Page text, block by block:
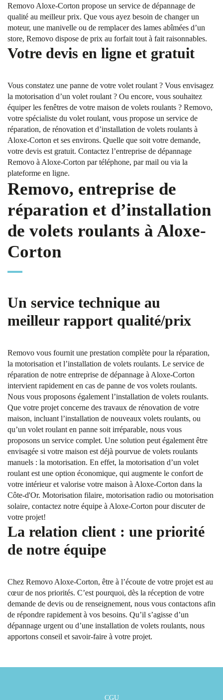
Removo Aloxe-Corton propose un service de dépannage de
qualité au meilleur prix. Que vous ayez besoin de changer un
moteur, une manivelle ou de remplacer des lames abîmées d’un
store, Removo dispose de prix au forfait tout à fait raisonnables.
Votre devis en ligne et gratuit
Vous constatez une panne de votre volet roulant ? Vous envisagez
la motorisation d’un volet roulant ? Ou encore, vous souhaitez
équiper les fenêtres de votre maison de volets roulants ? Removo,
votre spécialiste du volet roulant, vous propose un service de
réparation, de rénovation et d’installation de volets roulants à
Aloxe-Corton et ses environs. Quelle que soit votre demande,
votre devis est gratuit. Contactez l’entreprise de dépannage
Removo à Aloxe-Corton par téléphone, par mail ou via la
plateforme en ligne.
Removo, entreprise de
réparation et d’installation
de volets roulants à Aloxe-
Corton
Un service technique au
meilleur rapport qualité/prix
Removo vous fournit une prestation complète pour la réparation,
la motorisation et l’installation de volets roulants. Le service de
réparation de notre entreprise de dépannage à Aloxe-Corton
intervient rapidement en cas de panne de vos volets roulants.
Nous vous proposons également l’installation de volets roulants.
Que votre projet concerne des travaux de rénovation de votre
maison, incluant l’installation de nouveaux volets roulants, ou
qu’un volet roulant en panne soit irréparable, nous vous
proposons un service complet. Une solution peut également être
envisagée si votre maison est déjà pourvue de volets roulants
manuels : la motorisation. En effet, la motorisation d’un volet
roulant est une option économique, qui augmente le confort de
votre intérieur et valorise votre maison à Aloxe-Corton dans la
Côte-d'Or. Motorisation filaire, motorisation radio ou motorisation
solaire, contactez notre équipe à Aloxe-Corton pour discuter de
votre projet!
La relation client : une priorité
de notre équipe
Chez Removo Aloxe-Corton, être à l’écoute de votre projet est au
cœur de nos priorités. C’est pourquoi, dès la réception de votre
demande de devis ou de renseignement, nous vous contactons afin
de répondre rapidement à vos besoins. Qu’il s’agisse d’un
dépannage urgent ou d’une installation de volets roulants, nous
apportons conseil et savoir-faire à votre projet.
CGU